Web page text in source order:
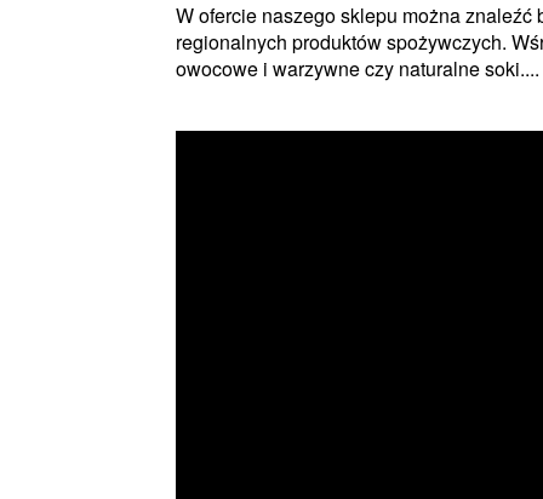
W ofercie naszego sklepu można
regionalnych produktów spożywczych.
owocowe i warzywne czy naturalne soki....